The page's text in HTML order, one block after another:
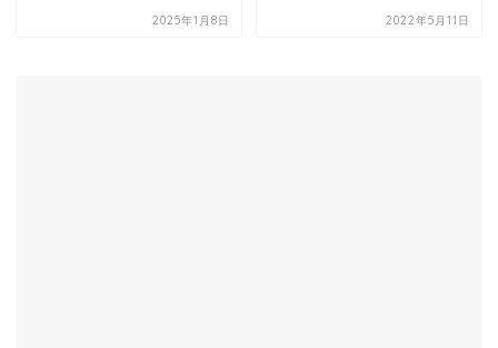
2025年1月8日 2022年5月11日